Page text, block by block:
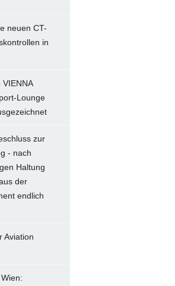
neuen CT-
in
Lounge
zur
- nach
Haltung
der
endlich
Aviation